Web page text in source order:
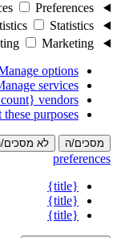
Preferences
Statistics
Marketing
options
services
vendors
purposes
מסכים/ה לא
preferences
{title}
{title}
{title}